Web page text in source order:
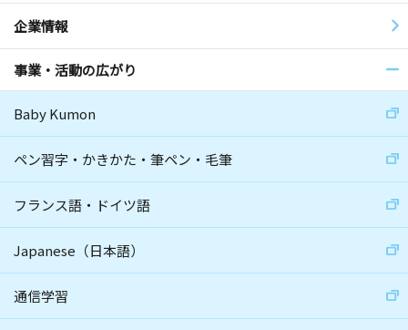
企業情報
事業・活動の広がり
Baby Kumon
ペン習字・かきかた・筆ペン・毛筆
フランス語・ドイツ語
Japanese（日本語）
通信学習